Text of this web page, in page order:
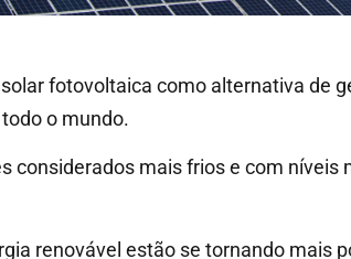
fotovoltaica como alternativa de
o mundo.
considerados mais frios e com níveis
renovável estão se tornando mais